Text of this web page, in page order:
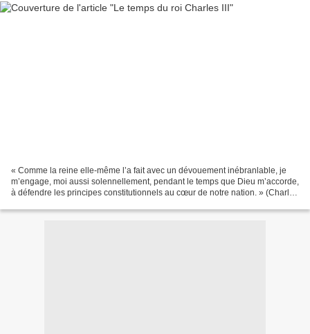
« Comme la reine elle-même l’a fait avec un dévouement inébranlable, je
m’engage, moi aussi solennellement, pendant le temps que Dieu m’accorde,
à défendre les principes constitutionnels au cœur de notre nation. » (Charles